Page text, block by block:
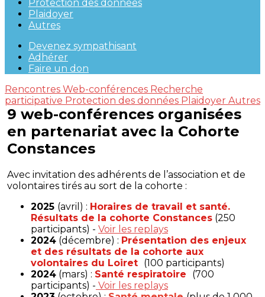
Protection des données
Plaidoyer
Autres
Devenez sympathisant
Adhérer
Faire un don
Rencontres Web-conférences Recherche
participative Protection des données Plaidoyer Autres
9 web-conférences organisées
en partenariat avec la Cohorte
Constances
Avec invitation des adhérents de l’association et de
volontaires tirés au sort de la cohorte :
2025 (avril) : Horaires de travail et santé.
Résultats de la cohorte Constances (250
participants) - Voir les replays
2024 (décembre) : Présentation des enjeux
et des résultats de la cohorte aux
volontaires du Loiret (100 participants)
2024 (mars) : Santé respiratoire (700
participants) - Voir les replays